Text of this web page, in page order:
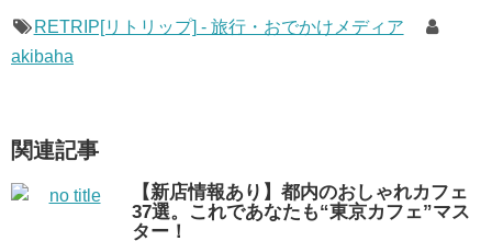
RETRIP[リトリップ] - 旅行・おでかけメディア
akibaha
関連記事
【新店情報あり】都内のおしゃれカフェ
37選。これであなたも“東京カフェ”マス
ター！